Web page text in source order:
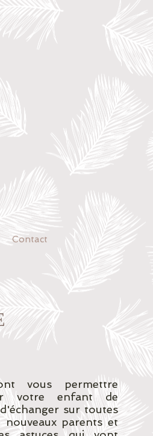
Contact
vous permettre
votre enfant de
sur toutes
nouveaux parents et